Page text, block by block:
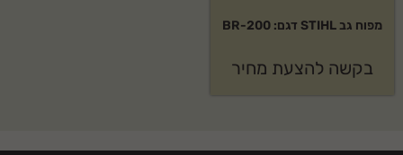
מפוח גב STIHL דגם: BR-200
בקשה להצעת מחיר